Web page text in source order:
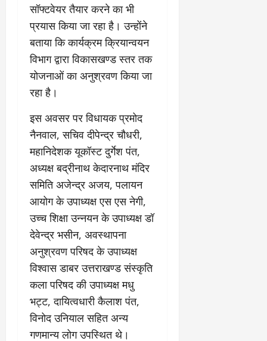
सॉफ्टवेयर तैयार करने का भी
प्रयास किया जा रहा है। उन्होंने
बताया कि कार्यक्रम क्रियान्वयन
विभाग द्वारा विकासखण्ड स्तर तक
योजनाओं का अनुश्रवण किया जा
रहा है।
इस अवसर पर विधायक प्रमोद
नैनवाल, सचिव दीपेन्द्र चौधरी,
महानिदेशक यूकॉस्ट दुर्गेश पंत,
अध्यक्ष बद्रीनाथ केदारनाथ मंदिर
समिति अजेन्द्र अजय, पलायन
आयोग के उपाध्यक्ष एस एस नेगी,
उच्च शिक्षा उन्नयन के उपाध्यक्ष डॉ
देवेन्द्र भसीन, अवस्थापना
अनुश्रवण परिषद के उपाध्यक्ष
विश्वास डाबर उत्तराखण्ड संस्कृति
कला परिषद की उपाध्यक्ष मधु
भट्ट, दायित्वधारी कैलाश पंत,
विनोद उनियाल सहित अन्य
गणमान्य लोग उपस्थित थे।